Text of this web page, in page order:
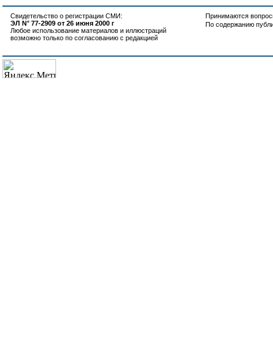
Свидетельство о регистрации СМИ:
ЭЛ N° 77-2909 от 26 июня 2000 г
Любое использование материалов и иллюстраций
возможно только по согласованию с редакцией
Принимаются
По содержанию